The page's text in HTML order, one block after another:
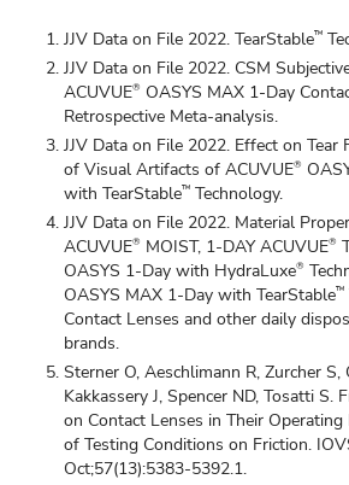
JJV Data on File 2022. TearStable™
JJV Data on File 2022. CSM
ACUVUE® OASYS MAX 1-Day
Retrospective Meta-analysis.
JJV Data on File 2022. Effect on Tear
of Visual Artifacts of ACUVUE®
with TearStable™ Technology.
JJV Data on File 2022. Material
ACUVUE® MOIST, 1-DAY ACUVUE®
OASYS 1-Day with HydraLuxe®
OASYS MAX 1-Day with TearStable™
Contact Lenses and other daily
brands.
Sterner O, Aeschlimann R, Zurcher
Kakkassery J, Spencer ND, Tosatti S.
on Contact Lenses in Their
of Testing Conditions on Friction.
Oct;57(13):5383-5392.1.